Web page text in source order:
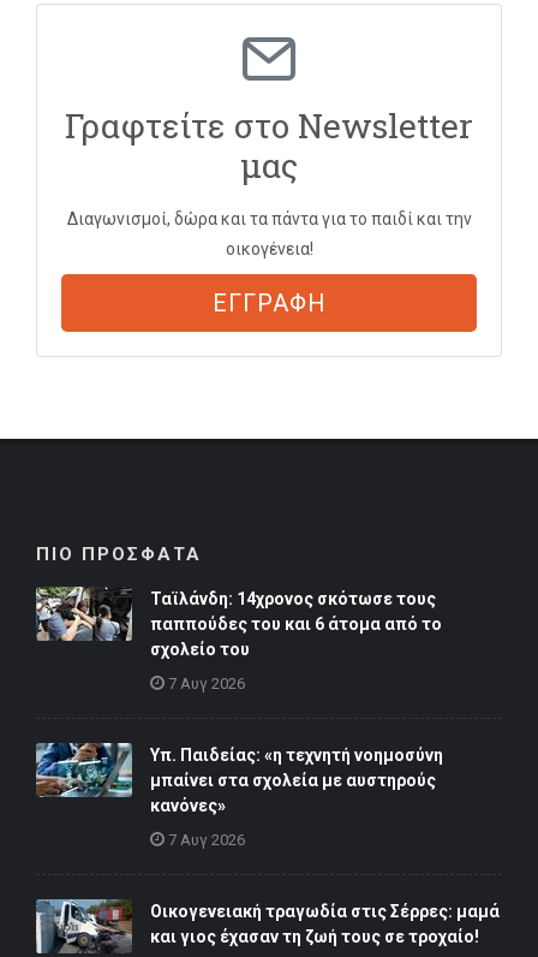
Γραφτείτε στο Newsletter
μας
Διαγωνισμοί, δώρα και τα πάντα για το παιδί και την
οικογένεια!
ΕΓΓΡΑΦΗ
ΠΙΟ ΠΡΟΣΦΑΤΑ
Ταϊλάνδη: 14χρονος σκότωσε τους
παππούδες του και 6 άτομα από το
σχολείο του
7 Αυγ 2026
Υπ. Παιδείας: «η τεχνητή νοημοσύνη
μπαίνει στα σχολεία με αυστηρούς
κανόνες»
7 Αυγ 2026
Οικογενειακή τραγωδία στις Σέρρες: μαμά
και γιος έχασαν τη ζωή τους σε τροχαίο!